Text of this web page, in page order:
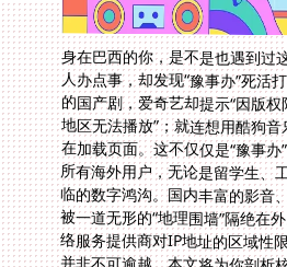
身在巴西的你，是不是也遇到过
人办点事，却发现“豫事办”死活
的国产剧，爱奇艺却提示“因版
地区无法播放”；就连想用酷狗
在加载页面。这不仅仅是“豫事
所有海外用户，无论是留学生、
临的数字鸿沟。国内丰富的影音
被一道无形的“地理围墙”隔绝在
络服务提供商对IP地址的区域性
并非不可逾越。本文将为你剖析
晰、有效的解决方案，让你无论